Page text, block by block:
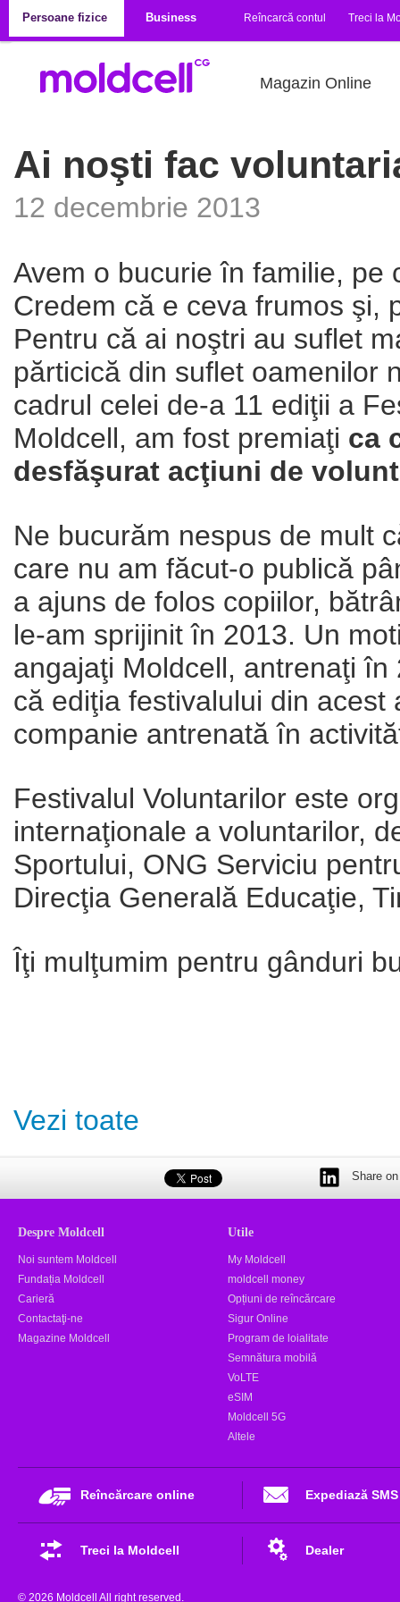
Persoane fizice
Business Reîncarcă contul Treci la
Magazin Online
Ai noşti fac
12 decembrie 2013
Avem o bucurie în familie, pe
Credem că e ceva frumos şi,
Pentru că ai noştri au suflet
părticică din suflet oamenilor
cadrul celei de-a 11 ediţii a
Moldcell, am fost premiaţi ca
desfăşurat acţiuni de
Ne bucurăm nespus de mult
care nu am făcut-o publică
a ajuns de folos copiilor,
le-am sprijinit în 2013. Un
angajaţi Moldcell, antrenaţi
că ediţia festivalului din
companie antrenată în
Festivalul Voluntarilor este
internaţionale a voluntarilor,
Sportului, ONG Serviciu
Direcţia Generală Educaţie,
Îţi mulţumim pentru gânduri
Vezi toate
Share
Despre Moldcell
Noi suntem Moldcell
Fundația Moldcell
Carieră
Contactaţi-ne
Magazine Moldcell
Utile
My Moldcell
moldcell money
Opțiuni de reîncărcare
Sigur Online
Program de loialitate
Semnătura mobilă
VoLTE
eSIM
Moldcell 5G
Altele
Reîncărcare online Expediază SMS
Treci la Moldcell Dealer
© 2026 Moldcell All right reserved.